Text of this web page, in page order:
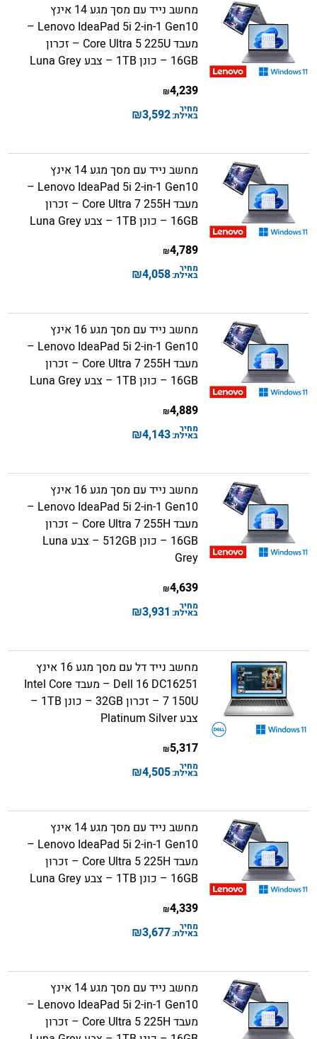
מחשב נייד עם מסך מגע 14 אינץ
Lenovo IdeaPad 5i 2-in-1 Gen10 –
מעבד Core Ultra 5 225U – זכרון
16GB – כונן 1TB – צבע Luna Grey
4,239
₪
מחיר
באילת:3,592
₪
מחשב נייד עם מסך מגע 14 אינץ
Lenovo IdeaPad 5i 2-in-1 Gen10 –
מעבד Core Ultra 7 255H – זכרון
16GB – כונן 1TB – צבע Luna Grey
4,789
₪
מחיר
באילת:4,058
₪
מחשב נייד עם מסך מגע 16 אינץ
Lenovo IdeaPad 5i 2-in-1 Gen10 –
מעבד Core Ultra 7 255H – זכרון
16GB – כונן 1TB – צבע Luna Grey
4,889
₪
מחיר
באילת:4,143
₪
מחשב נייד עם מסך מגע 16 אינץ
Lenovo IdeaPad 5i 2-in-1 Gen10 –
מעבד Core Ultra 7 255H – זכרון
16GB – כונן 512GB – צבע Luna
Grey
4,639
₪
מחיר
באילת: 3,931
₪
מחשב נייד דל עם מסך מגע 16 אינץ
Dell 16 DC16251 – מעבד Intel Core
7 150U – זכרון 32GB – כונן 1TB –
צבע Platinum Silver
5,317
₪
מחיר
באילת:4,505
₪
מחשב נייד עם מסך מגע 14 אינץ
Lenovo IdeaPad 5i 2-in-1 Gen10 –
מעבד Core Ultra 5 225H – זכרון
16GB – כונן 1TB – צבע Luna Grey
4,339
₪
מחיר
באילת:3,677
₪
מחשב נייד עם מסך מגע 14 אינץ
Lenovo IdeaPad 5i 2-in-1 Gen10 –
מעבד Core Ultra 5 225H – זכרון